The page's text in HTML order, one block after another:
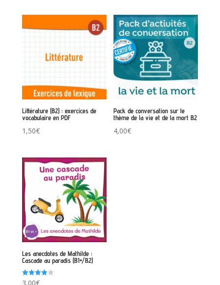
Littérature (B2) : exercices de
vocabulaire en PDF
1,50€
Pack de conversation sur le
thème de la vie et de la mort B2
4,00€
Les anecdotes de Mathilde :
Cascade au paradis (B1+/B2)
Note
3,00€